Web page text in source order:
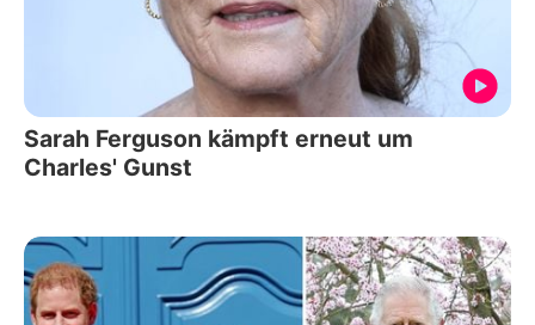
Sarah Ferguson kämpft erneut um
Charles' Gunst